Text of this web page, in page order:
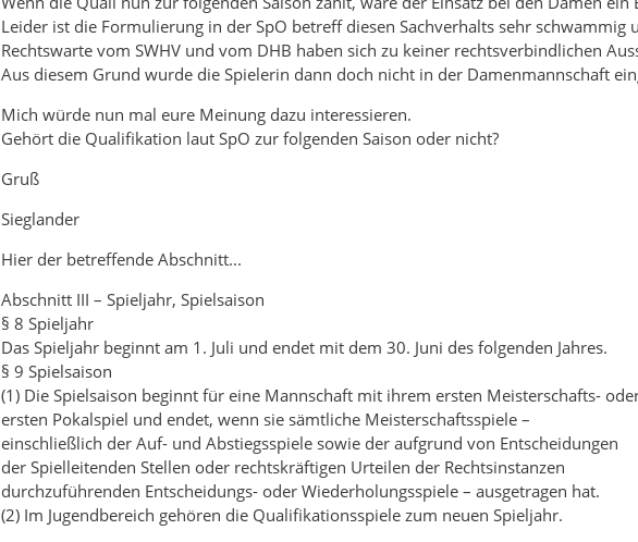
Leider ist die Formulierung in der SpO betreff diesen Sachverhalts sehr schwammig
Rechtswarte vom SWHV und vom DHB haben sich zu keiner rechtsverbindlichen
Aus diesem Grund wurde die Spielerin dann doch nicht in der Damenmannschaft
Mich würde nun mal eure Meinung dazu interessieren.
Gehört die Qualifikation laut SpO zur folgenden Saison oder nicht?
Gruß
Sieglander
Hier der betreffende Abschnitt...
Abschnitt III – Spieljahr, Spielsaison
§ 8 Spieljahr
Das Spieljahr beginnt am 1. Juli und endet mit dem 30. Juni des folgenden Jahres.
§ 9 Spielsaison
(1) Die Spielsaison beginnt für eine Mannschaft mit ihrem ersten Meisterschafts-
ersten Pokalspiel und endet, wenn sie sämtliche Meisterschaftsspiele –
einschließlich der Auf- und Abstiegsspiele sowie der aufgrund von Entscheidungen
der Spielleitenden Stellen oder rechtskräftigen Urteilen der Rechtsinstanzen
durchzuführenden Entscheidungs- oder Wiederholungsspiele – ausgetragen hat.
(2) Im Jugendbereich gehören die Qualifikationsspiele zum neuen Spieljahr.